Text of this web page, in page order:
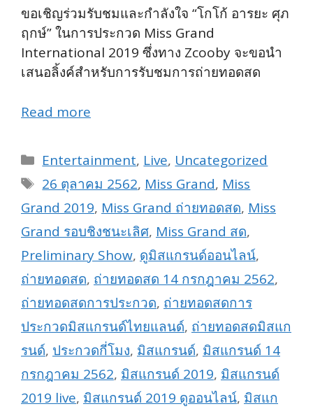
ขอเชิญร่วมรับชมและกำลังใจ “โกโก้ อารยะ ศุภ
ฤกษ์” ในการประกวด Miss Grand
International 2019 ซึ่งทาง Zcooby จะขอนำ
เสนอลิ้งค์สำหรับการรับชมการถ่ายทอดสด
Read more
Categories
Entertainment, Live, Uncategorized
Tags
26 ตุลาคม 2562, Miss Grand, Miss
Grand 2019, Miss Grand ถ่ายทอดสด, Miss
Grand รอบชิงชนะเลิศ, Miss Grand สด,
Preliminary Show, ดูมิสแกรนด์ออนไลน์,
ถ่ายทอดสด, ถ่ายทอดสด 14 กรกฎาคม 2562,
ถ่ายทอดสดการประกวด, ถ่ายทอดสดการ
ประกวดมิสแกรนด์ไทยแลนด์, ถ่ายทอดสดมิสแก
รนด์, ประกวดกี่โมง, มิสแกรนด์, มิสแกรนด์ 14
กรกฎาคม 2562, มิสแกรนด์ 2019, มิสแกรนด์
2019 live, มิสแกรนด์ 2019 ดูออนไลน์, มิสแก